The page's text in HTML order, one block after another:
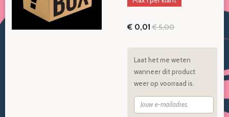
€ 0,01 € 5,00
Laat het me weten
wanneer dit product
weer op voorraad is.